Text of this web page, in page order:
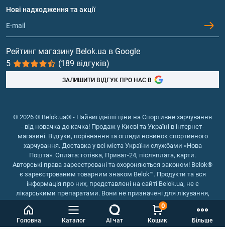
Головна Каталог AI чат Кошик
0
Більше
Обмін та повернення
Протеїн
Гейнери
Вітаміни та мінерали
Риб'ячий жир, жирні кислоти
Нові надходження та акції
Рейтинг магазину Belok.ua в Google
5
(189 відгуків)
ЗАЛИШИТИ ВІДГУК ПРО НАС В
© 2026 © Belok.ua® - Найвигідніші ціни на Спортивне харчування
- від новачка до качка! Продаж у Києві та Україні в інтернет-
магазині. Відгуки, порівняння та огляди новинок спортивного
харчування. Доставка у всі міста України службами «Нова
Пошта». Оплата: готівка, Приват-24, післяплата, карти.
Авторські права зареєстровані та охороняються законом! Belok®
є зареєстрованим товарним знаком Belok™. Продукти та вся
інформація про них, представлені на сайті Belok.ua, не є
лікарськими препаратами. Вони не призначені для лікування,
зняття симптомів та запобігання хворобам.
Інтернет магазин Belok.ua
Інтернет магазин спортивного
харчування